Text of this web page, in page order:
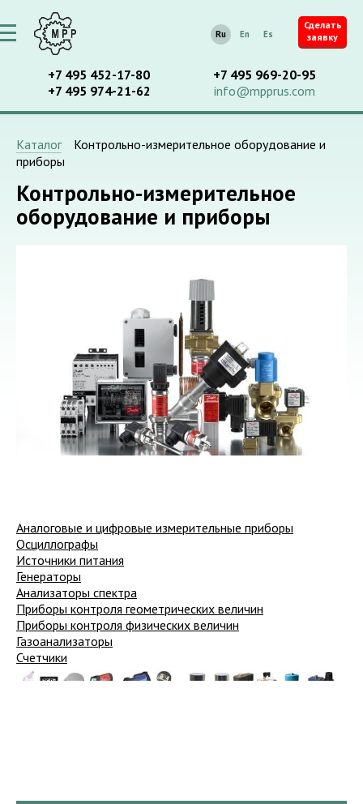
Ru En Es
Сделать
заявку
+7 495 452-17-80
+7 495 969-20-95
+7 495 974-21-62
info@mpprus.com
Каталог
Контрольно-измерительное оборудование и
приборы
Контрольно-измерительное
оборудование и приборы
Аналоговые и цифровые измерительные приборы
Осциллографы
Источники питания
Генераторы
Анализаторы спектра
Приборы контроля геометрических величин
Приборы контроля физических величин
Газоанализаторы
Счетчики